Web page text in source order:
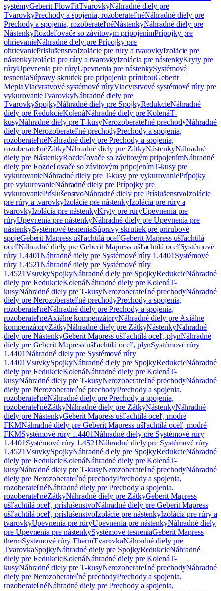
systémyGeberit FlowFitTvarovkyNáhradné diely pre
TvarovkyPrechody a spojenia, rozoberateľnéNáhradné diely pre
Prechody a spojenia, rozoberateľnéNástenkyNáhradné diely pre
NástenkyRozdeľovače so závitovým pripojenímPrípojky pre
ohrievanieNáhradné diely pre Prípojky pre
ohrievaniePríslušenstvoIzolácie pre rúry a tvarovkyIzolácie pre
nástenkyIzolácia pre rúry a tvarovkyIzolácia pre nástenkyKryty pre
rúryUpevnenia pre rúryUpevnenia pre nástenkySystémové
tesneniaSúpravy skrutiek pre pripojenia prírubouGeberit
MeplaViacvrstvové systémové rúryViacvrstvové systémové rúry pre
vykurovanieTvarovkyNáhradné diely pre
TvarovkySpojkyNáhradné diely pre SpojkyRedukcieNáhradné
diely pre RedukcieKolenáNáhradné diely pre KolenáT-
kusyNáhradné diely pre T-kusyNerozoberateľné prechodyNáhradné
diely pre Nerozoberateľné prechodyPrechody a spojenia,
rozoberateľnéNáhradné diely pre Prechody a spojenia,
rozoberateľnéZátkyNáhradné diely pre ZátkyNástenkyNáhradné
diely pre NástenkyRozdeľovače so závitovým pripojenímNáhradné
diely pre Rozdeľovače so závitovým pripojenímT-kusy pre
vykurovanieNáhradné diely pre T-kusy pre vykurovaniePrípojky
pre vykurovanieNáhradné diely pre Prípojky pre
vykurovaniePríslušenstvoNáhradné diely pre PríslušenstvoIzolácie
pre rúry a tvarovkyIzolácie pre nástenkyIzolácia pre rúry a
tvarovkyIzolácia pre nástenkyKryty pre rúryUpevnenia pre
rúryUpevnenia pre nástenkyNáhradné diely pre Upevnenia pre
nástenkySystémové tesneniaSúpravy skrutiek pre prírubové
spojeGeberit Mapress ušľachtilá oceľGeberit Mapress ušľachtilá
oceľNáhradné diely pre Geberit Mapress ušľachtilá oceľSystémové
rúry 1.4401Náhradné diely pre Systémové rúry 1.4401 Systémové
rúry 1.4521Náhradné diely pre Systémové rúry
1.4521VsuvkySpojkyNáhradné diely pre SpojkyRedukcieNáhradné
diely pre RedukcieKolenáNáhradné diely pre KolenáT-
kusyNáhradné diely pre T-kusyNerozoberateľné prechodyNáhradné
diely pre Nerozoberateľné prechodyPrechody a spojenia,
rozoberateľnéNáhradné diely pre Prechody a spojenia,
rozoberateľnéAxiálne kompenzátoryNáhradné diely pre Axiálne
kompenzátoryZátkyNáhradné diely pre ZátkyNástenkyNáhradné
diely pre NástenkyGeberit Mapress ušľachtilá oceľ, plynNáhradné
diely pre Geberit Mapress ušľachtilá oceľ, plynSystémové rúry
1.4401Náhradné diely pre Systémové rúry
1.4401VsuvkySpojkyNáhradné diely pre SpojkyRedukcieNáhradné
diely pre RedukcieKolenáNáhradné diely pre KolenáT-
kusyNáhradné diely pre T-kusyNerozoberateľné prechodyNáhradné
diely pre Nerozoberateľné prechodyPrechody a spojenia,
rozoberateľnéNáhradné diely pre Prechody a spojenia,
rozoberateľnéZátkyNáhradné diely pre ZátkyNástenkyNáhradné
diely pre NástenkyGeberit Mapress ušľachtilá oceľ, modré
FKMNáhradné diely pre Geberit Mapress ušľachtilá oceľ, modré
FKMSystémové rúry 1.4401Náhradné diely pre Systémové rúry
1.4401 Systémové rúry 1.4521Náhradné diely pre Systémové rúry
1.4521VsuvkySpojkyNáhradné diely pre SpojkyRedukcieNáhradné
diely pre RedukcieKolenáNáhradné diely pre KolenáT-
kusyNáhradné diely pre T-kusyNerozoberateľné prechodyNáhradné
diely pre Nerozoberateľné prechodyPrechody a spojenia,
rozoberateľnéNáhradné diely pre Prechody a spojenia,
rozoberateľnéZátkyNáhradné diely pre ZátkyGeberit Mapress
ušľachtilá oceľ, príslušenstvoNáhradné diely pre Geberit Mapress
ušľachtilá oceľ, príslušenstvoIzolácie pre nástenkyIzolácia pre rúry a
tvarovkyUpevnenia pre rúryUpevnenia pre nástenkyNáhradné diely
pre Upevnenia pre nástenkySystémové tesneniaGeberit Mapress
thermSystémové rúry ThermTvarovkaNáhradné diely pre
TvarovkaSpojkyNáhradné diely pre SpojkyRedukcieNáhradné
diely pre RedukcieKolenáNáhradné diely pre KolenáT-
kusyNáhradné diely pre T-kusyNerozoberateľné prechodyNáhradné
diely pre Nerozoberateľné prechodyPrechody a spojenia,
rozoberateľnéNáhradné diely pre Prechody a spojenia,